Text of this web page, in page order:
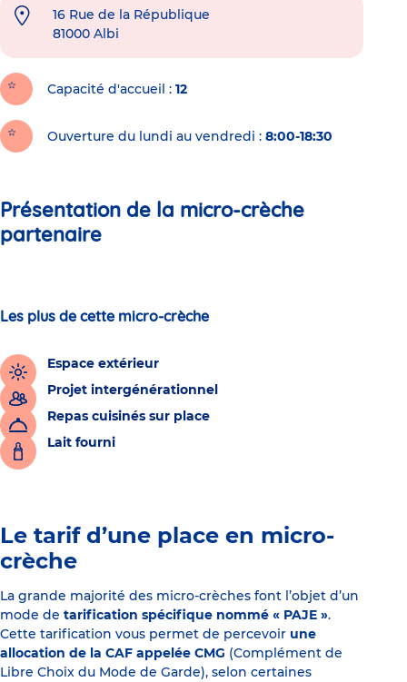
16 Rue de la République
81000 Albi
Capacité d'accueil 12
Ouverture du lundi au vendredi : 8:00-18:30
Présentation de la micro-crèche
partenaire
Les plus de cette micro-crèche
Espace extérieur
Projet intergénérationnel
Repas cuisinés sur place
Lait fourni
Le tarif d’une place en micro-
crèche
La grande majorité des micro-crèches font l’objet d’un
mode de tarification spécifique nommé « PAJE ».
Cette tarification vous permet de percevoir une
allocation de la CAF appelée CMG (Complément de
Libre Choix du Mode de Garde), selon certaines